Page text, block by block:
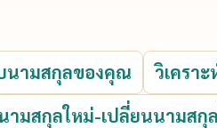
นามสกุลของคุณ
วิเครา
ามสกุลใหม่-เปลี่ยนนามสกุ